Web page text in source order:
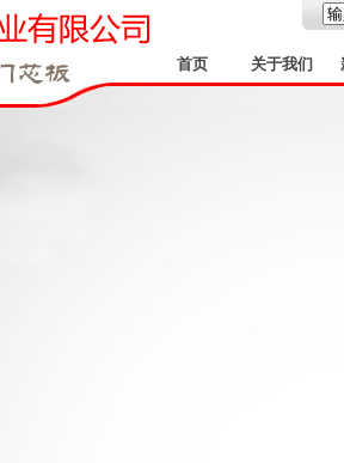
首页 关于我们